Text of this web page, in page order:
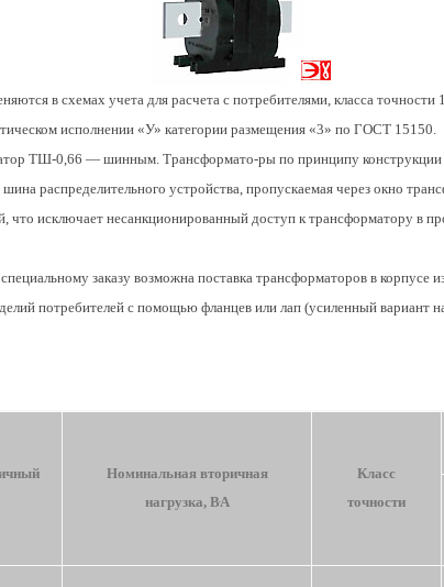
в схемах учета для расчета с потребителями, класса точности
исполнении «У» категории размещения «3» по ГОСТ 15150.
ТШ-0,66 — шинным. Трансформато-ры по принципу
распределительного устройства, пропускаемая через окно
исключает несанкционированный доступ к трансформатору в
заказу возможна поставка трансформаторов в корпусе
потребителей с помощью фланцев или лап (усиленный вариант
Номинальная вторичная
нагрузка, ВּА
Класс
точности